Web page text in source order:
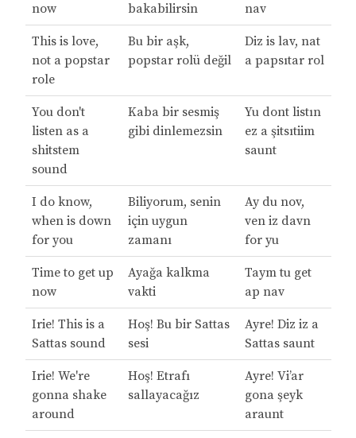
now
bakabilirsin
nav
This is love,
not a popstar
role
Bu bir aşk,
popstar rolü değil
Diz is lav, nat
a papsıtar rol
You don't
listen as a
shitstem
sound
Kaba bir sesmiş
gibi dinlemezsin
Yu dont listın
ez a şitsıtiim
saunt
I do know,
when is down
for you
Biliyorum, senin
için uygun
zamanı
Ay du nov,
ven iz davn
for yu
Time to get up
now
Ayağa kalkma
vakti
Taym tu get
ap nav
Irie! This is a
Sattas sound
Hoş! Bu bir Sattas
sesi
Ayre! Diz iz a
Sattas saunt
Irie! We're
gonna shake
around
Hoş! Etrafı
sallayacağız
Ayre! Vi’ar
gona şeyk
araunt